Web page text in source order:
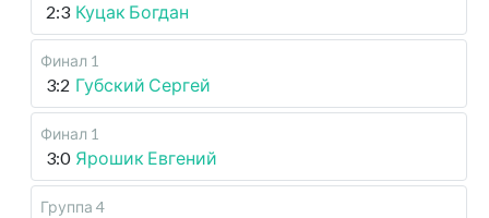
2:3 Куцак Богдан
Финал 1
3:2 Губский Сергей
Финал 1
3:0 Ярошик Евгений
Группа 4